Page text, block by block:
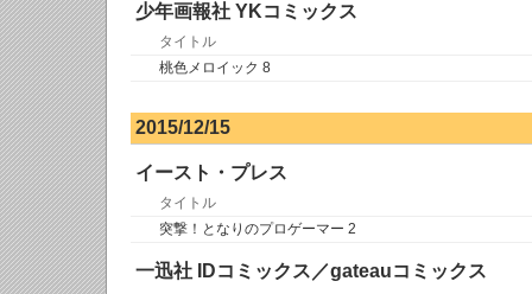
少年画報社 YKコミックス
タイトル
桃色メロイック 8
2015/12/15
イースト・プレス
タイトル
突撃！となりのプロゲーマー 2
一迅社 IDコミックス／gateauコミックス